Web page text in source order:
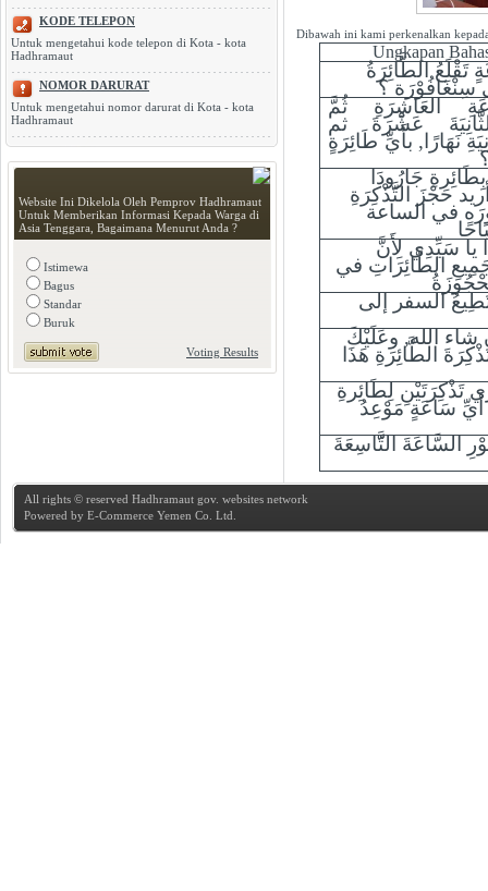
KODE TELEPON
Untuk mengetahui kode telepon di Kota - kota
Hadhramaut
NOMOR DARURAT
Untuk mengetahui nomor darurat di Kota - kota
Hadhramaut
Website Ini Dikelola Oleh Pemprov Hadhramaut
Untuk Memberikan Informasi Kepada Warga di
Asia Tenggara, Bagaimana Menurut Anda ?
Istimewa
Bagus
Standar
Buruk
Voting Results
Dibawah ini kami perkenalkan
Ungkapan
الطَّائِرَةُ
سِنْغَافُوْرَة ؟
العَاشِرَةِ ثُمَّ
عَشْرَةَ ثم
نَهَارًا, بأَيِّ طَائِرَةٍ
جَارُودَا
حَجْزَ التَّذْكِرَةِ
في الساعة
سَيِّدِي لِأَنَّ
الطَّائِرَاتِ في
السفر إلى
الله, وعَلَيْكَ
الطَّائِرَةِ هَذَا
تَذْكِرَتَيْنِ لِطَائِرةِ
أَيِّ سَاعَةٍ مَوْعِدُ
السَّاعَةَ التَّّاسِعَةَ
All rights © reserved Hadhramaut gov. websites network
Powered by E-Commerce Yemen Co. Ltd.